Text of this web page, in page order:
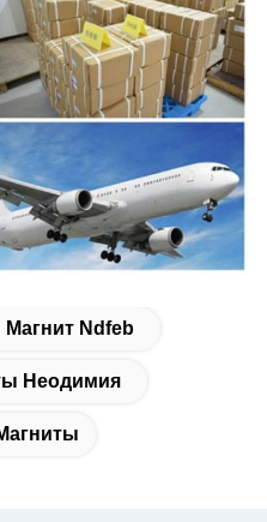
Ndfeb
Неодимия